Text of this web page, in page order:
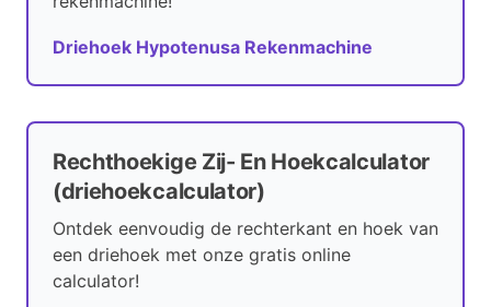
Driehoek Hypotenusa Rekenmachine
Rechthoekige Zij- En Hoekcalculator
(driehoekcalculator)
Ontdek eenvoudig de rechterkant en hoek van
een driehoek met onze gratis online
calculator!